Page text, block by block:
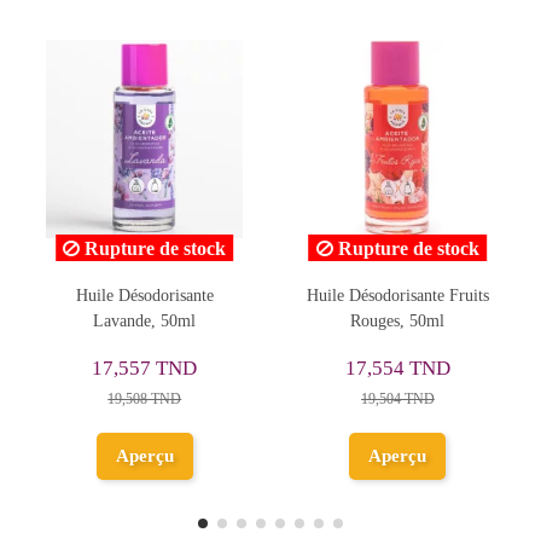
Rupture de stock
Huile Désodorisante Fruits
Rouges, 50ml
17,554 TND
19,504 TND
Aperçu
Rupture de stock
Huile De Parfum Pour
Diffuseur 30ml, Temptation
Aperçu